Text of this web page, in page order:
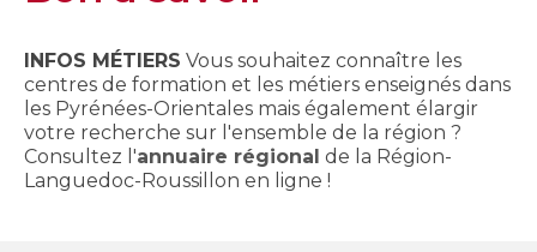
INFOS MÉTIERS Vous souhaitez connaître les
centres de formation et les métiers enseignés dans
les Pyrénées-Orientales mais également élargir
votre recherche sur l'ensemble de la région ?
Consultez l'annuaire régional de la Région-
Languedoc-Roussillon en ligne !